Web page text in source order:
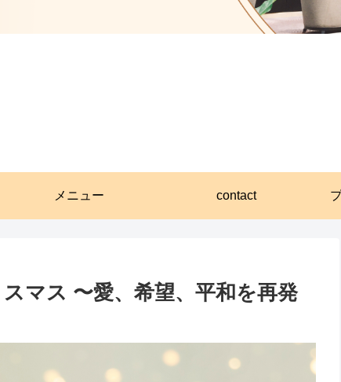
メニュー contact
マス 〜愛、希望、平和を再発